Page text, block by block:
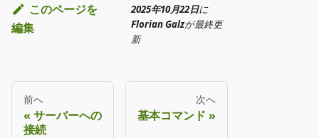
このページを
編集
2025年10月22日に
Florian Galzが最終更
新
前へ
サーバーへの
接続
次へ
基本コマンド